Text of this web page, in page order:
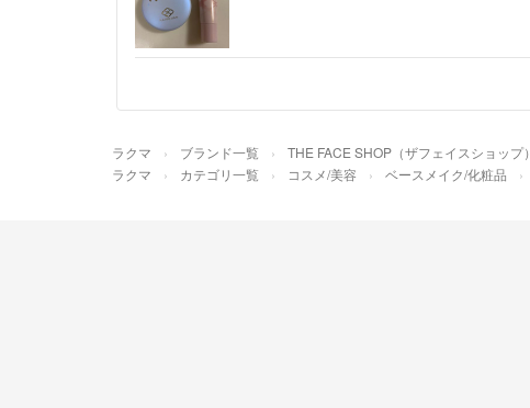
ラクマ ブランド一覧 THE FACE SHOP（ザフェイスショップ）
ラクマ カテゴリ一覧 コスメ/美容 ベースメイク/化粧品